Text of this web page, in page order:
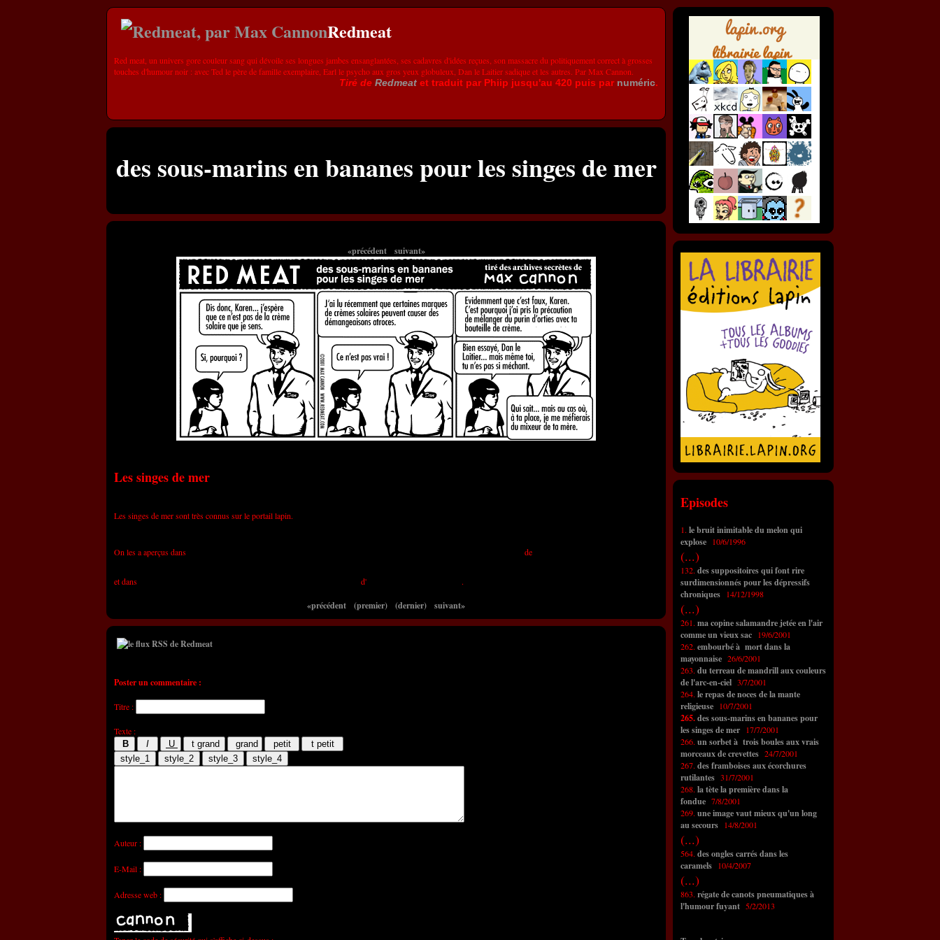
Redmeat
Red meat, un univers gore couleur sang qui dévoile ses longues jambes ensanglantées, ses cadavres d'idées reçues, son massacre du politiquement correct à grosses
touches d'humour noir : avec Ted le père de famille exemplaire, Earl le psycho aux gros yeux globuleux, Dan le Laitier sadique et les autres. Par Max Cannon.
Tiré de Redmeat et traduit par Phiip jusqu'au 420 puis par numéric.
des sous-marins en bananes pour les singes de mer
«précédent suivant»
Les singes de mer
Les singes de mer sont très connus sur le portail lapin.
On les a aperçus dans de
et dans d' .
«précédent (premier) (dernier) suivant»
Poster un commentaire :
Titre :
Texte :
Auteur :
E-Mail :
Adresse web :
Episodes
1. le bruit inimitable du melon qui
explose 10/6/1996
(...)
132. des suppositoires qui font rire
surdimensionnés pour les dépressifs
chroniques 14/12/1998
(...)
261. ma copine salamandre jetée en l'air
comme un vieux sac 19/6/2001
262. embourbé à mort dans la
mayonnaise 26/6/2001
263. du terreau de mandrill aux couleurs
de l'arc-en-ciel 3/7/2001
264. le repas de noces de la mante
religieuse 10/7/2001
265.des sous-marins en bananes pour
les singes de mer
17/7/2001
266. un sorbet à trois boules aux vrais
morceaux de crevettes 24/7/2001
267. des framboises aux écorchures
rutilantes 31/7/2001
268. la tète la première dans la
fondue 7/8/2001
269. une image vaut mieux qu'un long
au secours 14/8/2001
(...)
564. des ongles carrés dans les
caramels 10/4/2007
(...)
863. régate de canots pneumatiques à
l'humour fuyant 5/2/2013